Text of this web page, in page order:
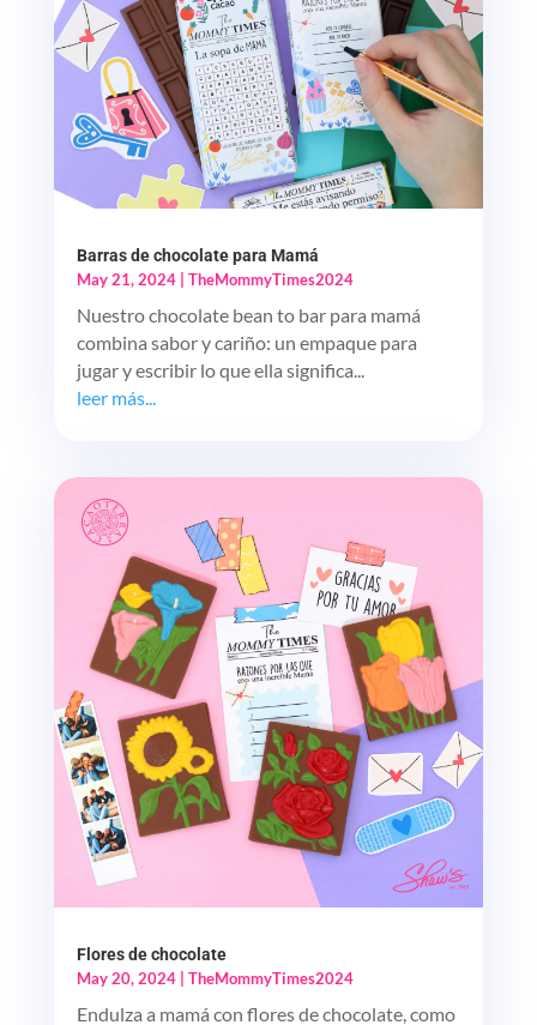
Barras de chocolate para Mamá
May 21, 2024| TheMommyTimes2024
Nuestro chocolate bean to bar para mamá
combina sabor y cariño: un empaque para
jugar y escribir lo que ella significa...
leer más...
Flores de chocolate
May 20, 2024| TheMommyTimes2024
Endulza a mamá con flores de chocolate, como